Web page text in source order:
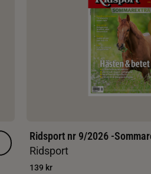
Ridsport nr 9/2026 -
Ridsport
139 kr